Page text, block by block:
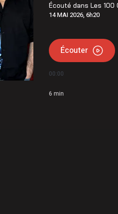
Écouté dansLes 100
14 MAI 2026, 6h20
Écouter
00:00
6 min